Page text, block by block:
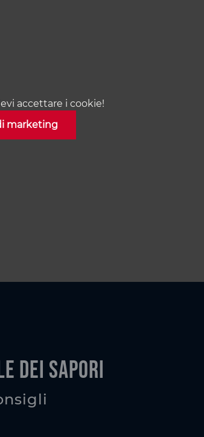
accettare i cookie!
marketing
dei sapori